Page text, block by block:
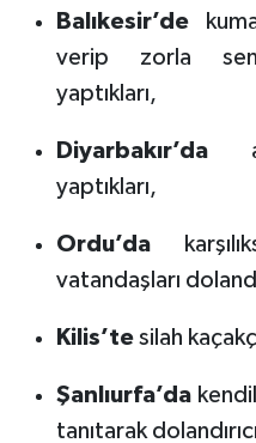
Balıkesir’de
verip zorla
yaptıkları,
Diyarbakır’da
yaptıkları,
Ordu’da
vatandaşları
Kilis’tesilah
Şanlıurfa’da
tanıtarak